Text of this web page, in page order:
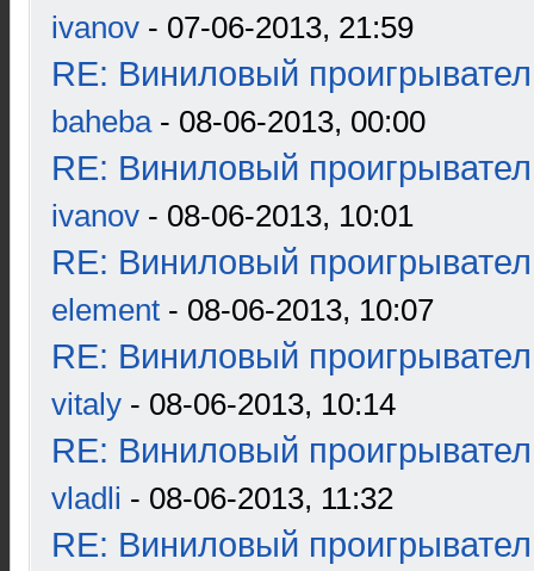
ivanov - 07-06-2013, 21:59
RE: Виниловый
baheba- 08-06-2013, 00:00
RE: Виниловый
ivanov - 08-06-2013, 10:01
RE: Виниловый
element - 08-06-2013, 10:07
RE: Виниловый
vitaly - 08-06-2013, 10:14
RE: Виниловый
vladli - 08-06-2013, 11:32
RE: Виниловый